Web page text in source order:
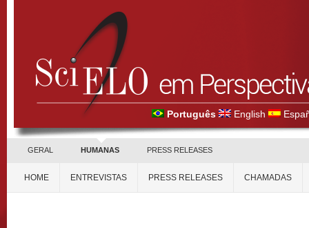
Português English
GERAL HUMANAS PRESS RELEASES
HOME ENTREVISTAS PRESS RELEASES CHAMADAS